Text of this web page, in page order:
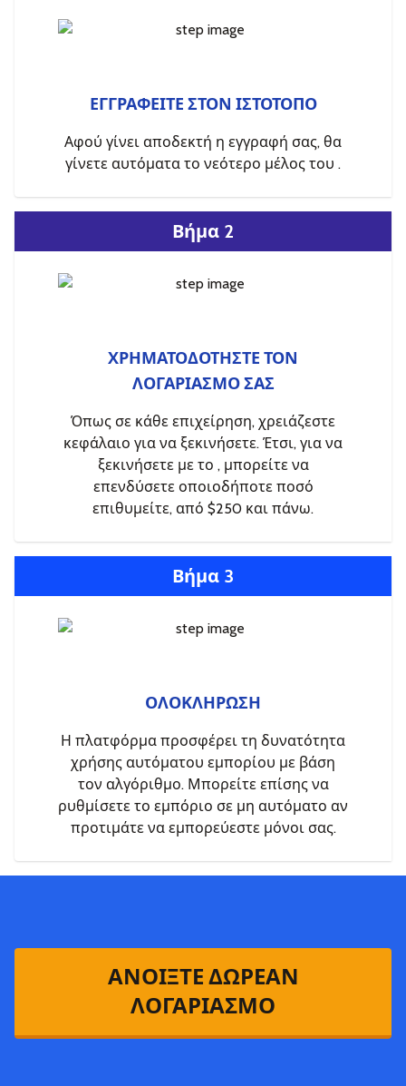
ΕΓΓΡΑΦΕΙΤΕ ΣΤΟΝ ΙΣΤΟΤΟΠΟ
Αφού γίνει αποδεκτή η εγγραφή σας, θα
γίνετε αυτόματα το νεότερο μέλος του .
Βήμα 2
ΧΡΗΜΑΤΟΔΟΤΗΣΤΕ ΤΟΝ
ΛΟΓΑΡΙΑΣΜΟ ΣΑΣ
Όπως σε κάθε επιχείρηση, χρειάζεστε
κεφάλαιο για να ξεκινήσετε. Έτσι, για να
ξεκινήσετε με το , μπορείτε να
επενδύσετε οποιοδήποτε ποσό
επιθυμείτε, από $250 και πάνω.
Βήμα 3
ΟΛΟΚΛΗΡΩΣΗ
Η πλατφόρμα προσφέρει τη δυνατότητα
χρήσης αυτόματου εμπορίου με βάση
τον αλγόριθμο. Μπορείτε επίσης να
ρυθμίσετε το εμπόριο σε μη αυτόματο αν
προτιμάτε να εμπορεύεστε μόνοι σας.
ΑΝΟΙΞΤΕ ΔΩΡΕΑΝ
ΛΟΓΑΡΙΑΣΜΟ